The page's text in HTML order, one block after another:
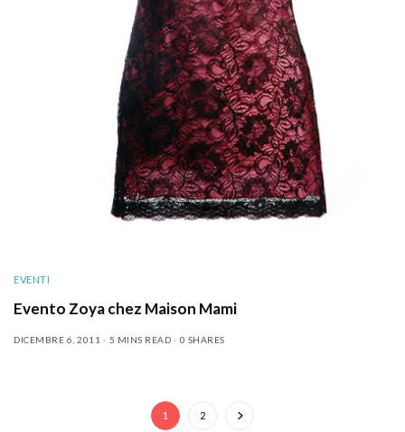
EVENTI
Evento Zoya chez Maison Mami
DICEMBRE 6, 2011 5 MINS READ 0 SHARES
1 2